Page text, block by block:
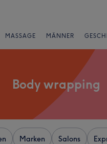
MASSAGE MÄNNER
Body wrapping
Marken Salons